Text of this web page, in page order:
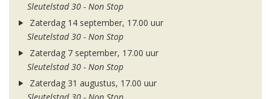
Sleutelstad 30 - Non Stop
Zaterdag 14 september, 17.00 uur
Sleutelstad 30 - Non Stop
Zaterdag 7 september, 17.00 uur
Sleutelstad 30 - Non Stop
Zaterdag 31 augustus, 17.00 uur